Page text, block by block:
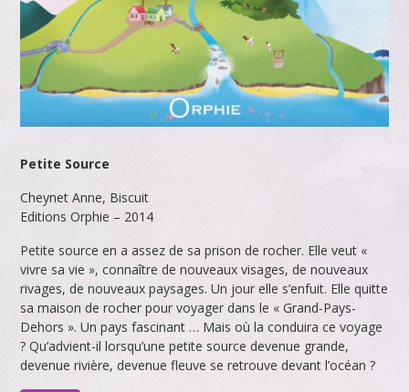
Petite Source
Cheynet Anne, Biscuit
Editions Orphie – 2014
Petite source en a assez de sa prison de rocher. Elle veut «
vivre sa vie », connaître de nouveaux visages, de nouveaux
rivages, de nouveaux paysages. Un jour elle s’enfuit. Elle quitte
sa maison de rocher pour voyager dans le « Grand-Pays-
Dehors ». Un pays fascinant … Mais où la conduira ce voyage
? Qu’advient-il lorsqu’une petite source devenue grande,
devenue rivière, devenue fleuve se retrouve devant l’océan ?